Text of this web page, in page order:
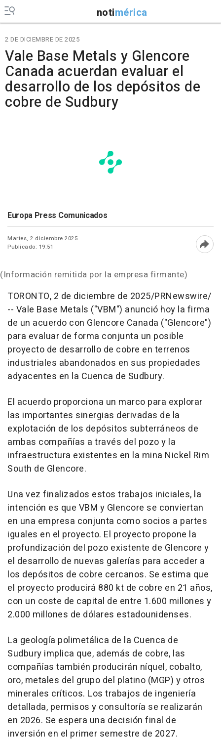
notimérica
2 DE DICIEMBRE DE 2025
Vale Base Metals y Glencore
Canada acuerdan evaluar el
desarrollo de los depósitos de
cobre de Sudbury
Europa Press Comunicados
Martes, 2 diciembre 2025
Publicado: 19:51
(Información remitida por la empresa firmante)
TORONTO, 2 de diciembre de 2025/PRNewswire/
-- Vale Base Metals ("VBM") anunció hoy la firma
de un acuerdo con Glencore Canada ("Glencore")
para evaluar de forma conjunta un posible
proyecto de desarrollo de cobre en terrenos
industriales abandonados en sus propiedades
adyacentes en la Cuenca de Sudbury.
El acuerdo proporciona un marco para explorar
las importantes sinergias derivadas de la
explotación de los depósitos subterráneos de
ambas compañías a través del pozo y la
infraestructura existentes en la mina Nickel Rim
South de Glencore.
Una vez finalizados estos trabajos iniciales, la
intención es que VBM y Glencore se conviertan
en una empresa conjunta como socios a partes
iguales en el proyecto. El proyecto propone la
profundización del pozo existente de Glencore y
el desarrollo de nuevas galerías para acceder a
los depósitos de cobre cercanos. Se estima que
el proyecto producirá 880 kt de cobre en 21 años,
con un coste de capital de entre 1.600 millones y
2.000 millones de dólares estadounidenses.
La geología polimetálica de la Cuenca de
Sudbury implica que, además de cobre, las
compañías también producirán níquel, cobalto,
oro, metales del grupo del platino (MGP) y otros
minerales críticos. Los trabajos de ingeniería
detallada, permisos y consultoría se realizarán
en 2026. Se espera una decisión final de
inversión en el primer semestre de 2027.